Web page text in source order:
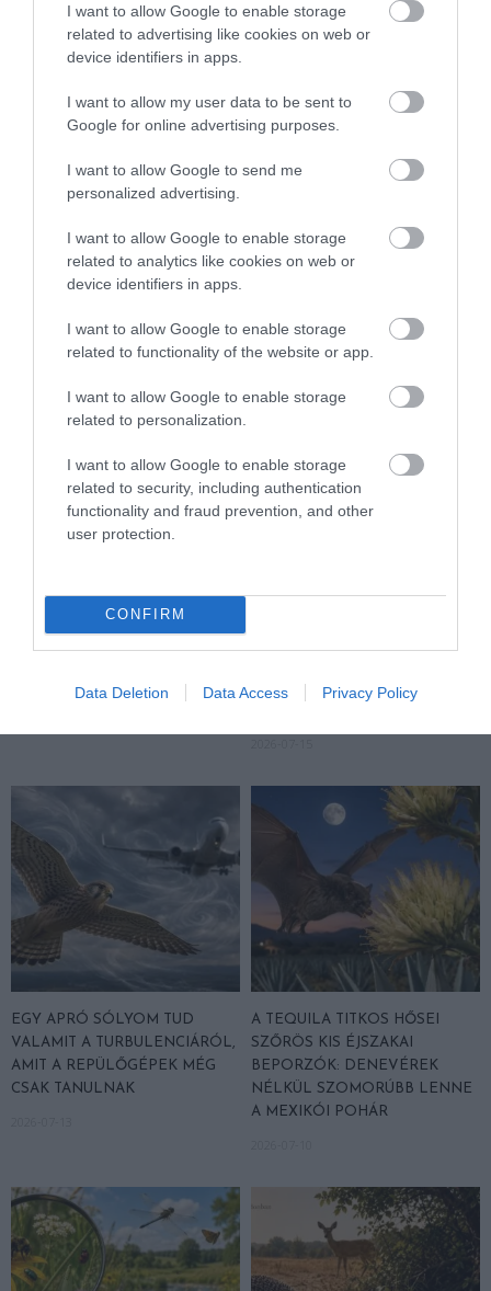
I want to allow Google to enable storage
related to advertising like cookies on web or
device identifiers in apps.
I want to allow my user data to be sent to
Google for online advertising purposes.
I want to allow Google to send me
personalized advertising.
I want to allow Google to enable storage
related to analytics like cookies on web or
device identifiers in apps.
I want to allow Google to enable storage
related to functionality of the website or app.
I want to allow Google to enable storage
related to personalization.
I want to allow Google to enable storage
related to security, including authentication
functionality and fraud prevention, and other
user protection.
CONFIRM
Data Deletion Data Access Privacy Policy
NEVEZTEK MEG, ÉS A FÖLD
MEGINT FINOMAN JELEZTE:
KORAI MÉG MINDENTUDÓNAK
LAPULT EGY KARDFOGÚ
MACSKA LELETE – AZTÁN
A VADKAMERA EDDIG NÉZETT,
A VADÁLLATOK VÉDELMÉT
LELEPLEZHET A
EGY APRÓ SÓLYOM TUD
VALAMIT A TURBULENCIÁRÓL,
AMIT A REPÜLŐGÉPEK MÉG
CSAK TANULNAK
A TEQUILA TITKOS HŐSEI
SZŐRÖS KIS ÉJSZAKAI
BEPORZÓK: DENEVÉREK
NÉLKÜL SZOMORÚBB LENNE
A MEXIKÓI POHÁR